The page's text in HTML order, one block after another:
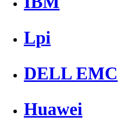
Lpi
DELL EMC
Huawei